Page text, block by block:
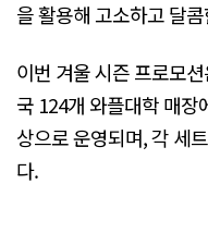
을 활용해 고소하고 달
이번 겨울 시즌 프로모
국 124개 와플대학 매장
상으로 운영되며, 각 세
다.